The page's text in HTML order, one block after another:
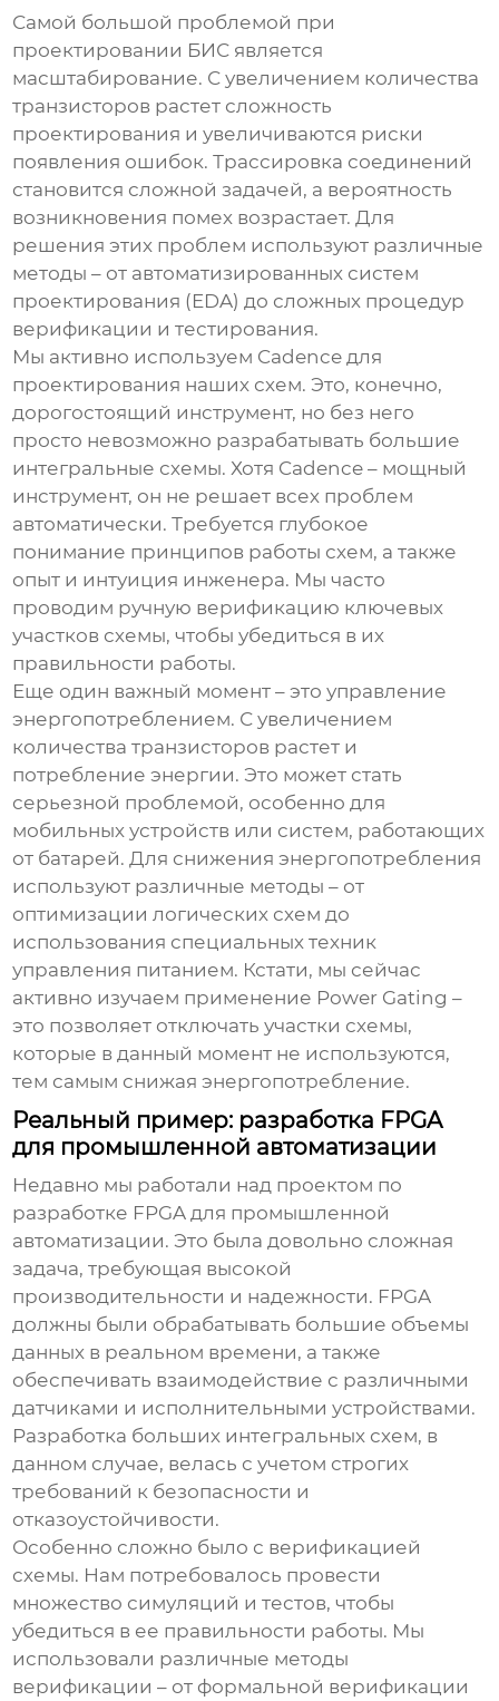
Самой большой проблемой при
проектировании БИС является
масштабирование. С увеличением количества
транзисторов растет сложность
проектирования и увеличиваются риски
появления ошибок. Трассировка соединений
становится сложной задачей, а вероятность
возникновения помех возрастает. Для
решения этих проблем используют различные
методы – от автоматизированных систем
проектирования (EDA) до сложных процедур
верификации и тестирования.
Мы активно используем Cadence для
проектирования наших схем. Это, конечно,
дорогостоящий инструмент, но без него
просто невозможно разрабатывать большие
интегральные схемы. Хотя Cadence – мощный
инструмент, он не решает всех проблем
автоматически. Требуется глубокое
понимание принципов работы схем, а также
опыт и интуиция инженера. Мы часто
проводим ручную верификацию ключевых
участков схемы, чтобы убедиться в их
правильности работы.
Еще один важный момент – это управление
энергопотреблением. С увеличением
количества транзисторов растет и
потребление энергии. Это может стать
серьезной проблемой, особенно для
мобильных устройств или систем, работающих
от батарей. Для снижения энергопотребления
используют различные методы – от
оптимизации логических схем до
использования специальных техник
управления питанием. Кстати, мы сейчас
активно изучаем применение Power Gating –
это позволяет отключать участки схемы,
которые в данный момент не используются,
тем самым снижая энергопотребление.
Реальный пример: разработка FPGA
для промышленной автоматизации
Недавно мы работали над проектом по
разработке FPGA для промышленной
автоматизации. Это была довольно сложная
задача, требующая высокой
производительности и надежности. FPGA
должны были обрабатывать большие объемы
данных в реальном времени, а также
обеспечивать взаимодействие с различными
датчиками и исполнительными устройствами.
Разработка больших интегральных схем, в
данном случае, велась с учетом строгих
требований к безопасности и
отказоустойчивости.
Особенно сложно было с верификацией
схемы. Нам потребовалось провести
множество симуляций и тестов, чтобы
убедиться в ее правильности работы. Мы
использовали различные методы
верификации – от формальной верификации